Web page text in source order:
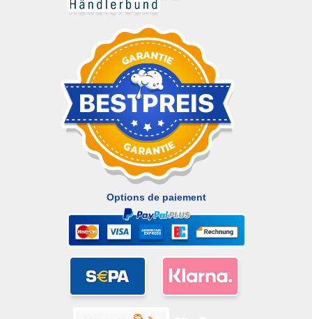
Options de paiement